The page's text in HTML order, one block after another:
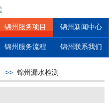
锦州服务项目 锦州新闻中心
锦州服务流程 锦州联系我们
>> 锦州漏水检测